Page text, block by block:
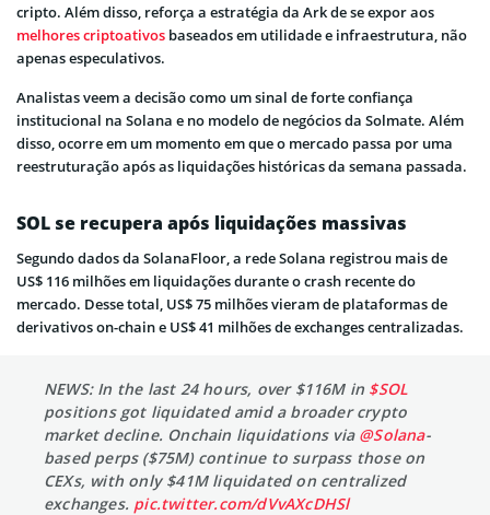
cripto. Além disso, reforça a estratégia da Ark de se expor aos
melhores criptoativos baseados em utilidade e infraestrutura, não
apenas especulativos.
Analistas veem a decisão como um sinal de forte confiança
institucional na Solana e no modelo de negócios da Solmate. Além
disso, ocorre em um momento em que o mercado passa por uma
reestruturação após as liquidações históricas da semana passada.
SOL se recupera após liquidações massivas
Segundo dados da SolanaFloor, a rede Solana registrou mais de
US$ 116 milhões em liquidações durante o crash recente do
mercado. Desse total, US$ 75 milhões vieram de plataformas de
derivativos on-chain e US$ 41 milhões de exchanges centralizadas.
NEWS: In the last 24 hours, over $116M in $SOL
positions got liquidated amid a broader crypto
market decline. Onchain liquidations via @Solana-
based perps ($75M) continue to surpass those on
CEXs, with only $41M liquidated on centralized
exchanges. pic.twitter.com/dVvAXcDHSl